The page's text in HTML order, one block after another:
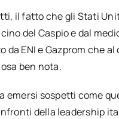
il fatto che gli Stati
del Caspio e dal
ENI e Gazprom che
ben nota.
emersi sospetti come
della leadership